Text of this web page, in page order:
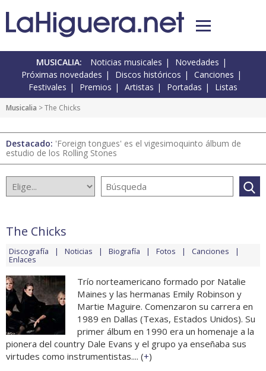
MUSICALIA: Noticias musicales
Novedades
Próximas novedades
Discos históricos
Canciones
Festivales
Premios Artistas Portadas Listas
Musicalia > The Chicks
Destacado: 'Foreign tongues' es el vigesimoquinto álbum de
estudio de los Rolling Stones
The Chicks
Discografía Noticias Biografía Fotos Canciones
Enlaces
Trío norteamericano formado por Natalie
Maines y las hermanas Emily Robinson y
Martie Maguire. Comenzaron su carrera en
1989 en Dallas (Texas, Estados Unidos). Su
primer álbum en 1990 era un homenaje a la
pionera del country Dale Evans y el grupo ya enseñaba sus
virtudes como instrumentistas.... (+)